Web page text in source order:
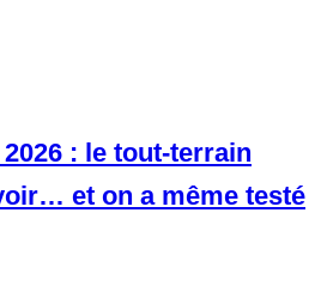
: le tout-terrain
et on a même testé